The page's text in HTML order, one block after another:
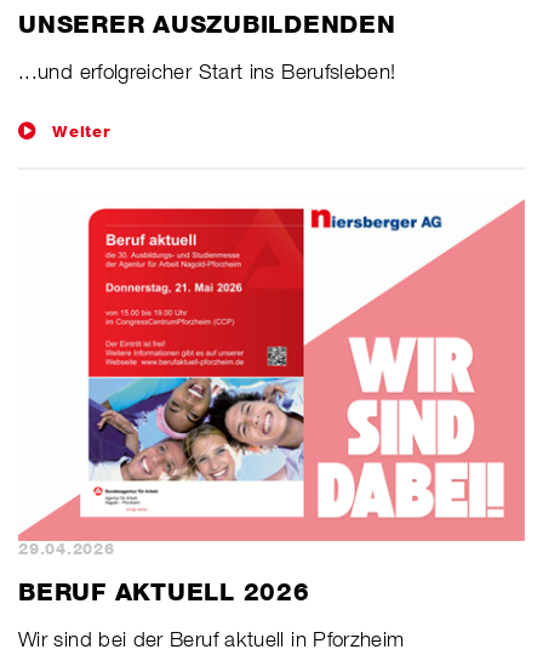
UNSERER AUSZUBILDENDEN
​...und erfolgreicher Start ins Berufsleben!
Weiter
29.04.2026
BERUF AKTUELL 2026
​Wir sind bei der Beruf aktuell in Pforzheim